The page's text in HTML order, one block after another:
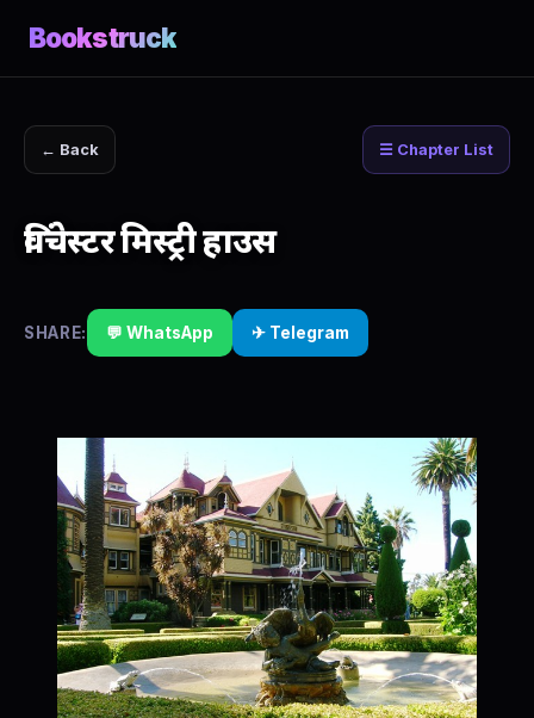
Bookstruck
← Back ☰ Chapter List
विंचेस्टर मिस्ट्री हाउस
SHARE: 💬 WhatsApp ✈ Telegram